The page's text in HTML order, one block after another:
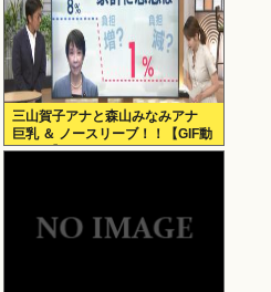
三山賀子アナと森山みなみアナ
巨乳 ＆ ノースリーブ！！【GIF動
画あり】